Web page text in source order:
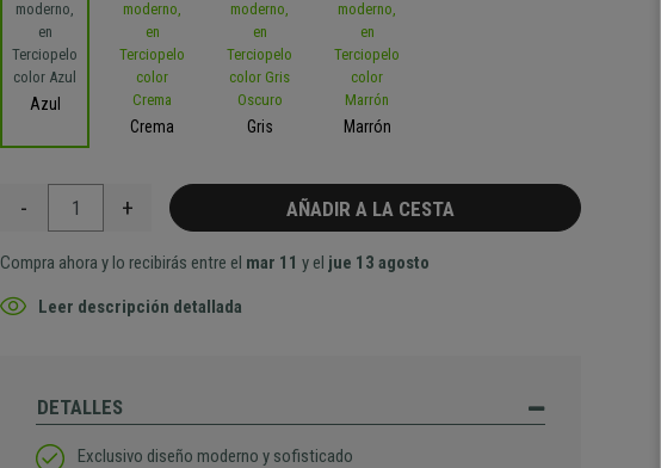
Azul
Crema
Gris Marrón
- + AÑADIR A LA CESTA
Compra ahora y lo recibirás entre el mar 11 y el jue 13 agosto
Leer descripción detallada
DETALLES
Exclusivo diseño moderno y sofisticado